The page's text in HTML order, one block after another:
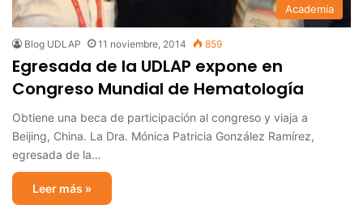
Academia
Blog UDLAP 11 noviembre, 2014 859
Egresada de la UDLAP expone en
Congreso Mundial de Hematología
Obtiene una beca de participación al congreso y viaja a
Beijing, China. La Dra. Mónica Patricia González Ramírez,
egresada de la…
Leer más »